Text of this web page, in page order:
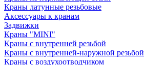
Краны латунные резьбовые
Аксессуары к кранам
Задвижки
Краны "MINI"
Краны с внутренней резьбой
Краны с внутренней-наружной резьбой
Краны с воздухоотводчиком